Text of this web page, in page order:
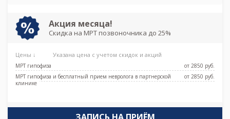
Акция месяца!
Скидка на МРТ позвоночника до 25%
Цены ↓ Указана цена с учетом скидок и акций
МРТ гипофиза
от 2850 pуб.
МРТ гипофиза и бесплатный прием невролога в партнерской
клинике
от 2850 pуб.
ЗАПИСЬ НА ПРИЁМ